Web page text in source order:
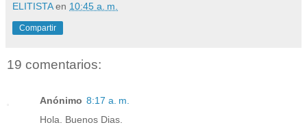
ELITISTA en 10:45 a. m.
Compartir
19 comentarios:
Anónimo 8:17 a. m.
Hola. Buenos Dias.